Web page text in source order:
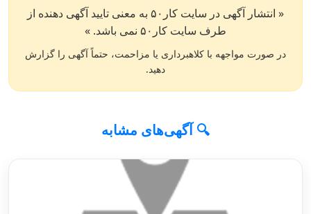
« انتشار آگهی در سایت کار۵۰ به معنی تایید آگهی دهنده از
طرف سایت کار۵۰ نمی باشد. »
در صورت مواجهه با کلاهبرداری یا مزاحمت، حتماً آگهی را گزارش
دهید.
🔍 آگهی‌های مشابه